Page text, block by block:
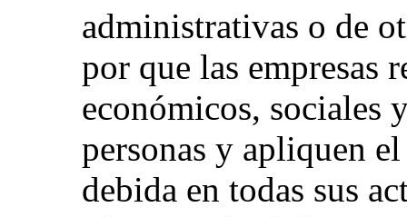
administrativas o de
por que las empresas
económicos, sociales
personas y apliquen
debida en todas sus